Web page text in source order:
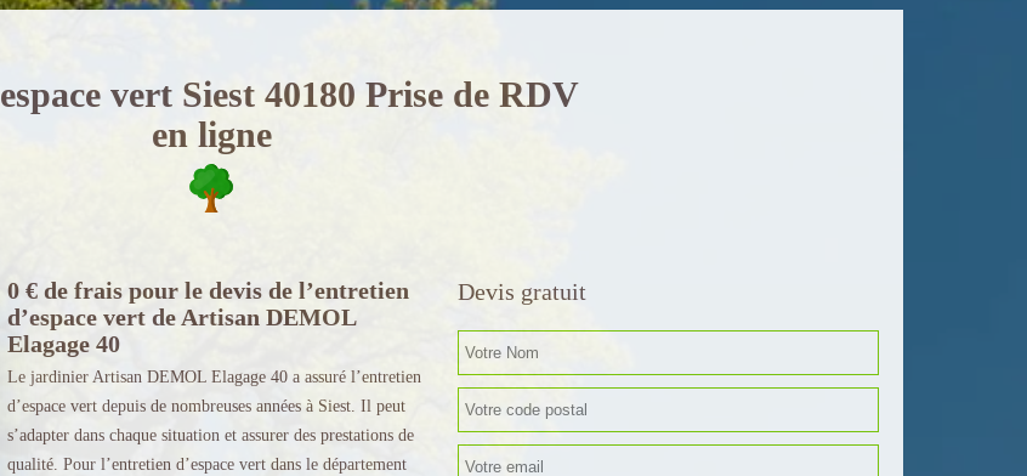
vert Siest 40180 Prise de RDV
en ligne
0 € de frais pour le devis de l’entretien
d’espace vert de Artisan DEMOL
Elagage 40
Le jardinier Artisan DEMOL Elagage 40 a assuré l’entretien
d’espace vert depuis de nombreuses années à Siest. Il peut
s’adapter dans chaque situation et assurer des prestations de
qualité. Pour l’entretien d’espace vert dans le département
Devis gratuit